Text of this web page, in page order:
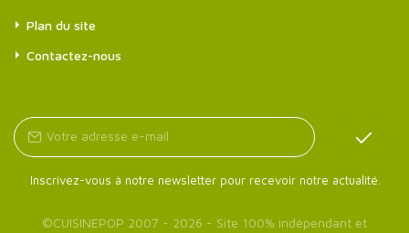
Plan du site
Contactez-nous
Inscrivez-vous à notre newsletter pour recevoir notre actualité.
©CUISINEPOP 2007 - 2026 - Site 100% indépendant et